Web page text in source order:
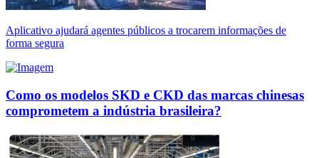
Aplicativo ajudará agentes públicos a trocarem informações de
forma segura
Como os modelos SKD e CKD das marcas chinesas
comprometem a indústria brasileira?